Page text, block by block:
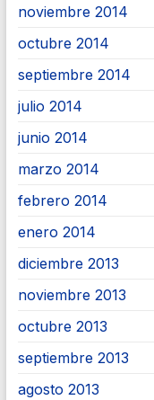
noviembre 2014
octubre 2014
septiembre 2014
julio 2014
junio 2014
marzo 2014
febrero 2014
enero 2014
diciembre 2013
noviembre 2013
octubre 2013
septiembre 2013
agosto 2013